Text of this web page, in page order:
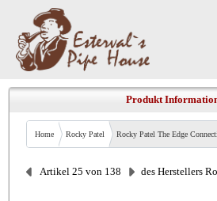
Produkt
Home Rocky Patel Rocky Patel The Edge
Artikel 25 von 138 des Herstellers